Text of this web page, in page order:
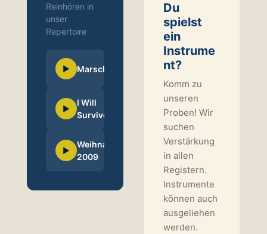
Reinhören in
unser
Repertoire
▶ Marsch
▶
I Will
Survive
▶
Weihnachtsgala
2009
Video-
Ausschnitt
Du
spielst
ein
Instrume
nt?
Komm zu
unseren
Proben! Wir
suchen
Verstärkung
in allen
Registern.
Instrumente
können auch
ausgeliehen
werden.